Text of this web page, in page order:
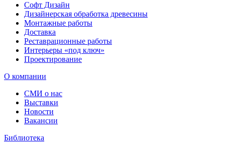
Софт Дизайн
Дизайнерская обработка древесины
Монтажные работы
Доставка
Реставрационные работы
Интерьеры «под ключ»
Проектирование
О компании
СМИ о нас
Выставки
Новости
Вакансии
Библиотека